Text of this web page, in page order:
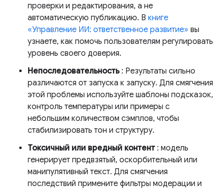
проверки и редактирования, а не
автоматическую публикацию. В книге
«Управление ИИ: ответственное развитие» вы
узнаете, как помочь пользователям регулировать
уровень своего доверия.
Непоследовательность: Результаты сильно
различаются от запуска к запуску. Для смягчения
этой проблемы используйте шаблоны подсказок,
контроль температуры или примеры с
небольшим количеством сэмплов, чтобы
стабилизировать тон и структуру.
Токсичный или вредный контент: модель
генерирует предвзятый, оскорбительный или
манипулятивный текст. Для смягчения
последствий примените фильтры модерации и